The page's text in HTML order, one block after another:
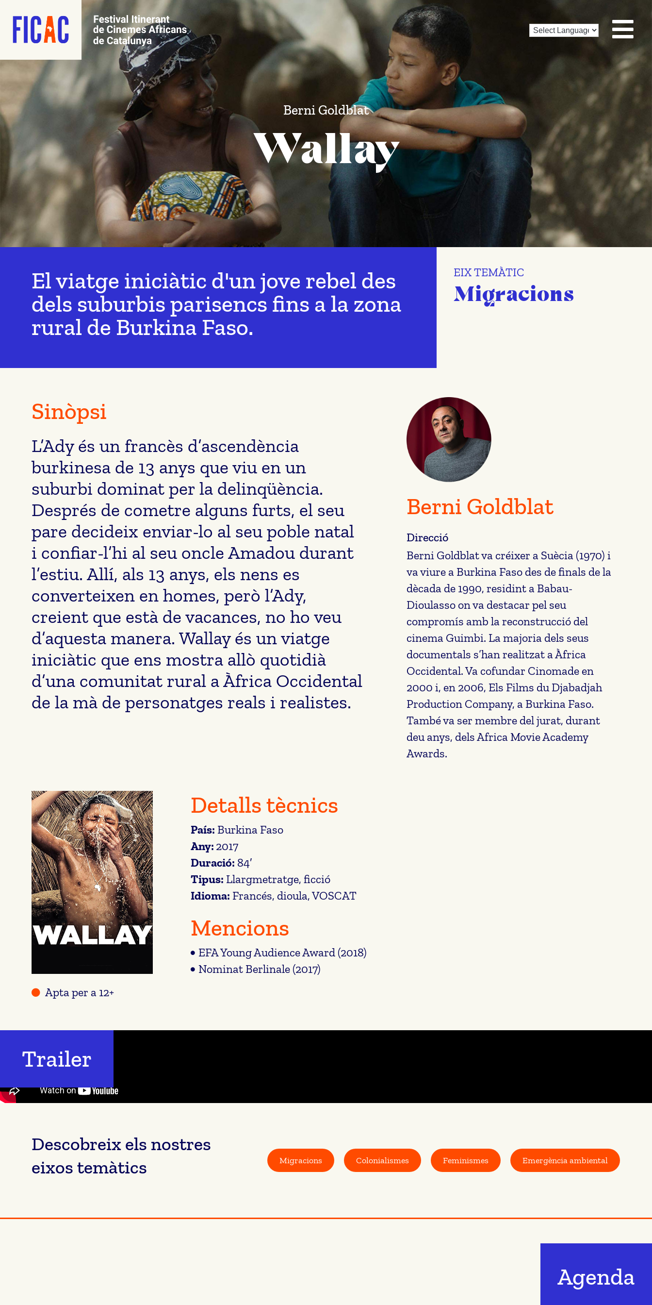
Berni Goldblat
Wallay
El viatge iniciàtic d'un jove rebel des
dels suburbis parisencs fins a la zona
rural de Burkina Faso.
EIX TEMÀTIC
Migracions
Sinòpsi
L’Ady és un francès d’ascendència
burkinesa de 13 anys que viu en un
suburbi dominat per la delinqüència.
Després de cometre alguns furts, el seu
pare decideix enviar-lo al seu poble natal
i confiar-l’hi al seu oncle Amadou durant
l’estiu. Allí, als 13 anys, els nens es
converteixen en homes, però l’Ady,
creient que està de vacances, no ho veu
d’aquesta manera. Wallay és un viatge
iniciàtic que ens mostra allò quotidià
d’una comunitat rural a Àfrica Occidental
de la mà de personatges reals i realistes.
Berni Goldblat
Direcció
Berni Goldblat va créixer a Suècia (1970) i
va viure a Burkina Faso des de finals de la
dècada de 1990, residint a Babau-
Dioulasso on va destacar pel seu
compromís amb la reconstrucció del
cinema Guimbi. La majoria dels seus
documentals s’han realitzat a Àfrica
Occidental. Va cofundar Cinomade en
2000 i, en 2006, Els Films du Djabadjah
Production Company, a Burkina Faso.
També va ser membre del jurat, durant
deu anys, dels Africa Movie Academy
Awards.
Apta per a 12+
Detalls tècnics
País: Burkina Faso
Any: 2017
Duració: 84′
Tipus: Llargmetratge, ficció
Idioma: Francés, dioula, VOSCAT
Mencions
EFA Young Audience Award (2018)
Nominat Berlinale (2017)
Trailer
Descobreix els nostres
eixos temàtics
Migracions Colonialismes Feminismes Emergència ambiental
Agenda